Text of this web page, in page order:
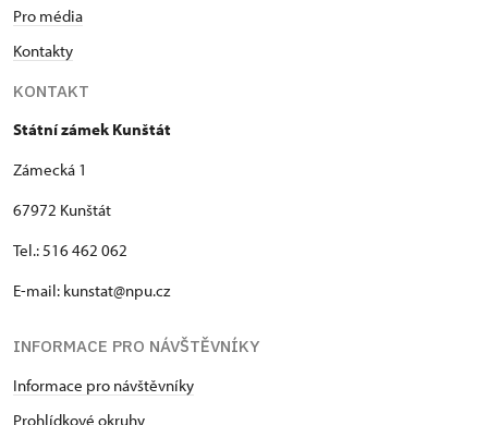
Pro média
Kontakty
KONTAKT
Státní zámek Kunštát
Zámecká 1
67972 Kunštát
Tel.: 516 462 062
E-mail: kunstat@npu.cz
INFORMACE PRO NÁVŠTĚVNÍKY
Informace pro návštěvníky
Prohlídkové okruhy